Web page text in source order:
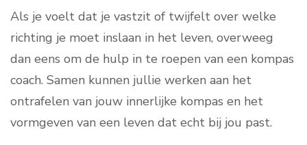
Als je voelt dat je vastzit of twijfelt over welke
richting je moet inslaan in het leven, overweeg
dan eens om de hulp in te roepen van een kompas
coach. Samen kunnen jullie werken aan het
ontrafelen van jouw innerlijke kompas en het
vormgeven van een leven dat echt bij jou past.